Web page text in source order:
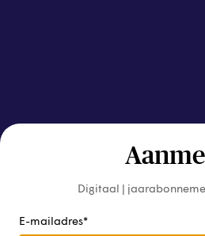
Digitaal |
E-mailadres